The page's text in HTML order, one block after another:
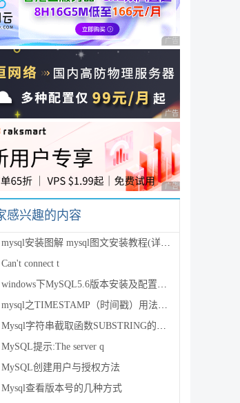
广告 商业广告，理性
广告 商业广告，理性
广告 商业广告，理性
感兴趣的内容
mysql安装图解 mysql图文安装教程(详细说明)
Can't connect t
windows下MySQL5.6版本安装及配置过程附有截图和
mysql之TIMESTAMP（时间戳）用法详解
Mysql字符串截取函数SUBSTRING的用法说明
MySQL提示:The server q
MySQL创建用户与授权方法
Mysql查看版本号的几种方式